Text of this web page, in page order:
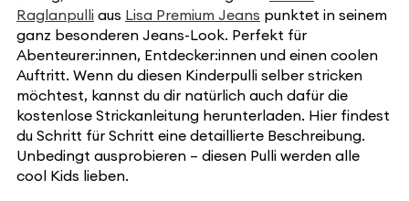
Raglanpulli aus Lisa Premium Jeans punktet in seinem
ganz besonderen Jeans-Look. Perfekt für
Abenteurer:innen, Entdecker:innen und einen coolen
Auftritt. Wenn du diesen Kinderpulli selber stricken
möchtest, kannst du dir natürlich auch dafür die
kostenlose Strickanleitung herunterladen. Hier findest
du Schritt für Schritt eine detaillierte Beschreibung.
Unbedingt ausprobieren – diesen Pulli werden alle
cool Kids lieben.